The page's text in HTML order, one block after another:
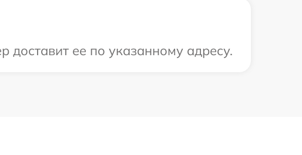
ее по указанному адресу.